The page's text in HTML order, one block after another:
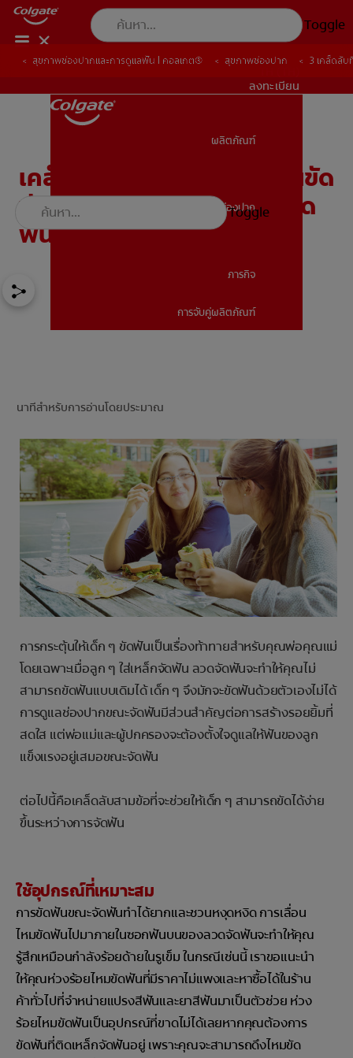
Toggle
TH (TH)
ลงทะเบียน
ลงทะเบียน
ผลิตภัณฑ์
สุขภาพช่องปาก
ภารกิจ
การจับคู่ผลิตภัณฑ์
Toggle
สุขภาพช่องปากและการดูแลฟัน | คอลเกต® สุขภาพช่องปาก 3 เคล็ดลั
เคล็ดลับ 3 ข้อที่จะช่วยให้คุณขัด
ฟัน ได้ง่ายขึ้นขณะใส่เหล็ก จัด
ฟัน
นาทีสำหรับการอ่านโดยประมาณ
การกระตุ้นให้เด็ก ๆ ขัดฟันเป็นเรื่องท้าทายสำหรับคุณพ่อคุณแม่
โดยเฉพาะเมื่อลูก ๆ ใส่เหล็กจัดฟัน ลวดจัดฟันจะทำให้คุณไม่
สามารถขัดฟันแบบเดิมได้ เด็ก ๆ จึงมักจะขัดฟันด้วยตัวเองไม่ได้
การดูแลช่องปากขณะจัดฟันมีส่วนสำคัญต่อการสร้างรอยยิ้มที่
สดใส แต่พ่อแม่และผู้ปกครองจะต้องตั้งใจดูแลให้ฟันของลูก
แข็งแรงอยู่เสมอขณะจัดฟัน
ต่อไปนี้คือเคล็ดลับสามข้อที่จะช่วยให้เด็ก ๆ สามารถขัดได้ง่าย
ขึ้นระหว่างการจัดฟัน
ใช้อุปกรณ์ที่เหมาะสม
การขัดฟันขณะจัดฟันทำได้ยากและชวนหงุดหงิด การเลื่อน
ไหมขัดฟันไปมาภายในซอกฟันบนของลวดจัดฟันจะทำให้คุณ
รู้สึกเหมือนกำลังร้อยด้ายในรูเข็ม ในกรณีเช่นนี้ เราขอแนะนำ
ให้คุณห่วงร้อยไหมขัดฟันที่มีราคาไม่แพงและหาซื้อได้ในร้าน
ค้าทั่วไปที่จำหน่ายแปรงสีฟันและยาสีฟันมาเป็นตัวช่วย ห่วง
ร้อยไหมขัดฟันเป็นอุปกรณ์ที่ขาดไม่ได้เลยหากคุณต้องการ
ขัดฟันที่ติดเหล็กจัดฟันอยู่ เพราะคุณจะสามารถดึงไหมขัด